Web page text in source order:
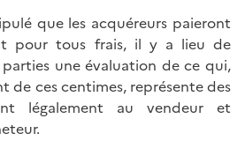
que les acquéreurs paieront
pour tous frais, il y a lieu de
une évaluation de ce qui,
de ces centimes, représente des
légalement au vendeur et